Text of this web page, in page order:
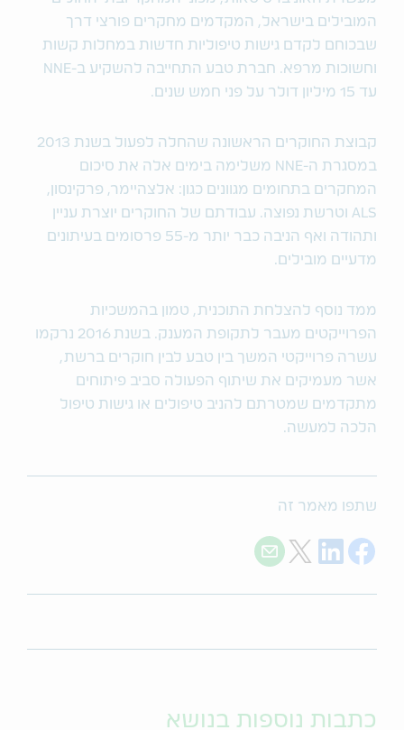
המובילים בישראל, המקדמים מחקרים פורצי דרך
שבכוחם לקדם גישות טיפוליות חדשות במחלות קשות
וחשוכות מרפא. חברת טבע התחייבה להשקיע ב-NNE
עד 15 מיליון דולר על פני חמש שנים.
קבוצת החוקרים הראשונה שהחלה לפעול בשנת 2013
במסגרת ה-NNE משלימה בימים אלה את סיכום
המחקרים בתחומים מגוונים כגון: אלצהיימר, פרקינסון,
ALS וטרשת נפוצה. עבודתם של החוקרים יוצרת עניין
ותהודה ואף הניבה כבר יותר מ-55 פרסומים בעיתונים
מדעיים מובילים.
ממד נוסף להצלחת התוכנית, טמון בהמשכיות
הפרוייקטים מעבר לתקופת המענק. בשנת 2016 נרקמו
עשרה פרוייקטי המשך בין טבע לבין חוקרים ברשת,
אשר מעמיקים את שיתוף הפעולה סביב פיתוחים
מתקדמים שמטרתם להניב טיפולים או גישות טיפול
הלכה למעשה.
שתפו מאמר זה
Share on Facebook
Share on LinkedIn
Share on Twitter
Share with E-mail
כתבות נוספות בנושא